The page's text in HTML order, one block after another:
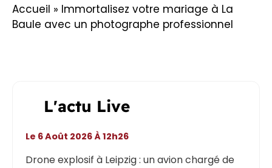
Accueil » Immortalisez votre mariage à La
Baule avec un photographe professionnel
L'actu Live
Drone explosif à Leipzig : un avion chargé de
Le 6 Août 2026 À 12h26